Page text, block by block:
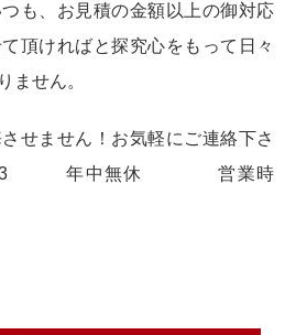
も、お見積の金額以上の御対応
頂ければと探究心をもって日々
ません。
せません！お気軽にご連絡下さ
年中無休 営業時